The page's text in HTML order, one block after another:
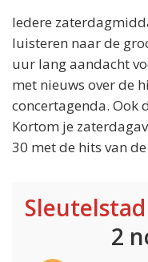
Iedere
luisteren naar de
uur lang aandacht
met nieuws over de
concertagenda. Ook
Kortom je
30 met de hits van
2